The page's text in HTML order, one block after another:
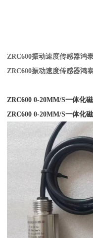
ZRC600振动速度传感器鸿
ZRC600振动速度传感器鸿
ZRC600 0-20MM/S一体化
ZRC600 0-20MM/S一体化